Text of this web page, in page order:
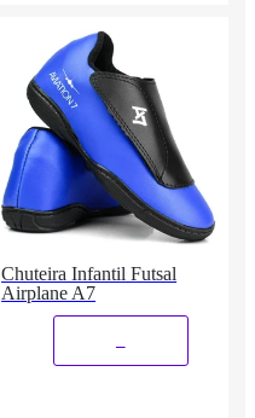
Chuteira Infantil Futsal
Airplane A7